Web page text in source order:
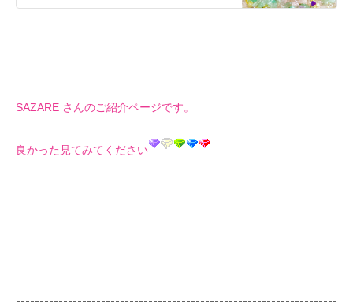
SAZARE さんのご紹介ページです。
良かった見てみてください